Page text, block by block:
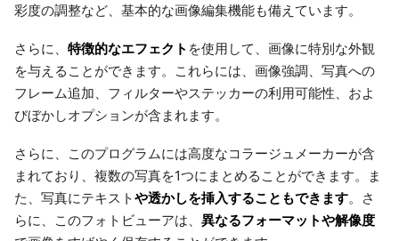
彩度の調整など、基本的な画像編集機能も備えています。
さらに、 特徴的なエフェクト を使用して、画像に特別な外観
を与えることができます。これらには、画像強調、写真への
フレーム追加、フィルターやステッカーの利用可能性、およ
びぼかしオプションが含まれます。
さらに、このプログラムには高度なコラージュメーカーが含
まれており、複数の写真を1つにまとめることができます。ま
た、写真にテキストや透かしを挿入することもできます。さ
らに、このフォトビューアは、 異なるフォーマットや解像度